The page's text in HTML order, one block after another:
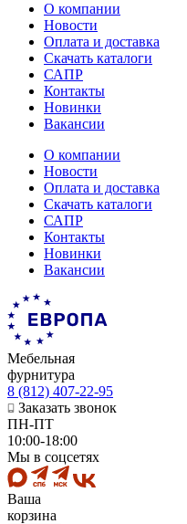
О компании
Новости
Оплата и доставка
Скачать каталоги
САПР
Контакты
Новинки
Вакансии
О компании
Новости
Оплата и доставка
Скачать каталоги
САПР
Контакты
Новинки
Вакансии
Мебельная
фурнитура
8 (812) 407-22-95
Заказать звонок
ПН-ПТ
10:00-18:00
Мы в соцсетях
Ваша
корзина